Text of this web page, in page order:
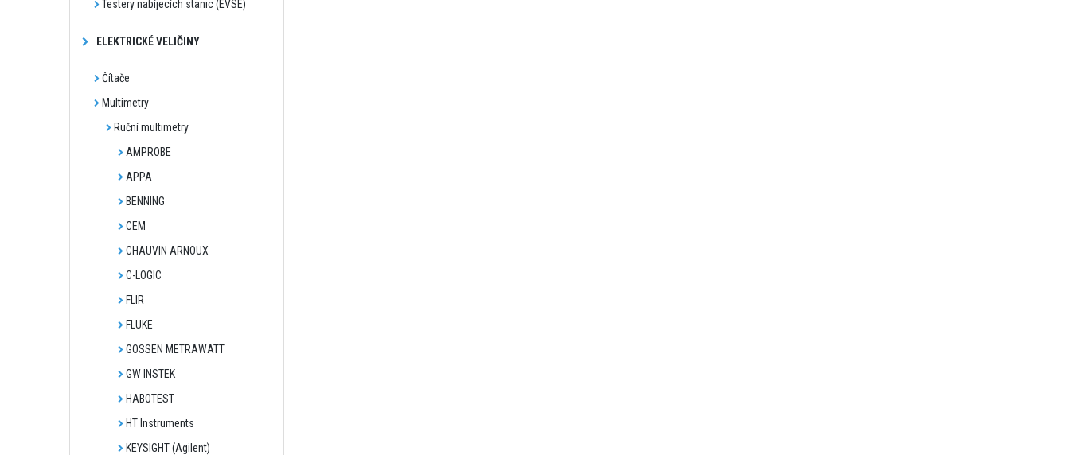
Testery nabíjecích stanic (EVSE)
ELEKTRICKÉ VELIČINY
Čítače
Multimetry
Ruční multimetry
AMPROBE
APPA
BENNING
CEM
CHAUVIN ARNOUX
C-LOGIC
FLIR
FLUKE
GOSSEN METRAWATT
GW INSTEK
HABOTEST
HT Instruments
KEYSIGHT (Agilent)